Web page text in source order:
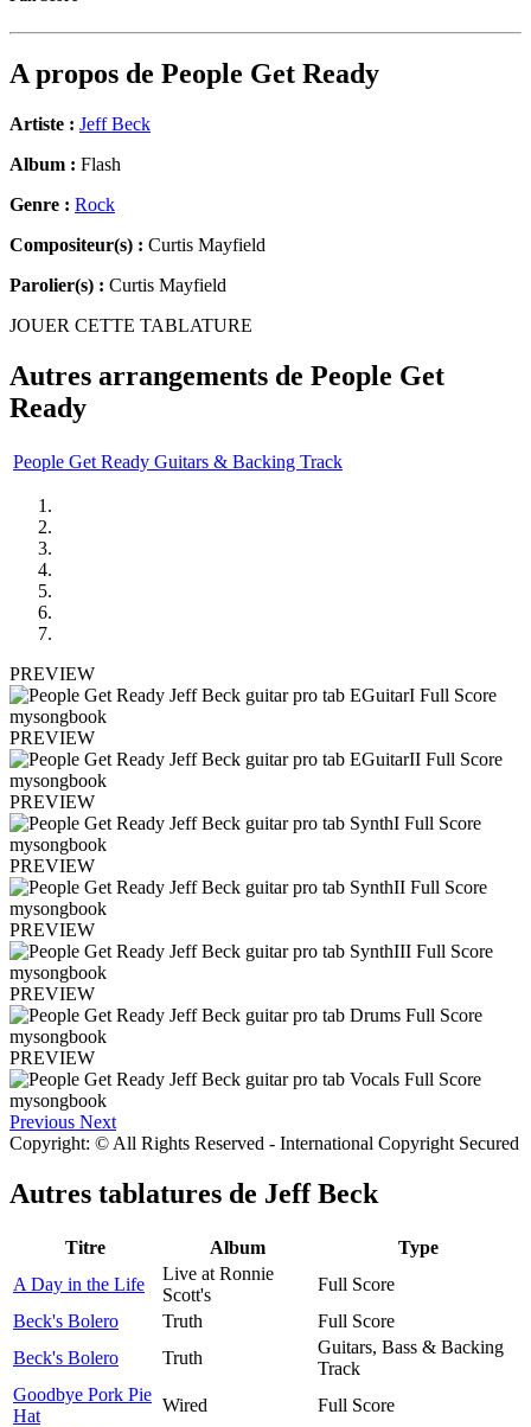
A propos de People Get Ready
Artiste : Jeff Beck
Album : Flash
Genre : Rock
Compositeur(s) : Curtis Mayfield
Parolier(s) : Curtis Mayfield
JOUER CETTE TABLATURE
Autres arrangements de People Get
Ready
People Get Ready Guitars & Backing Track
PREVIEW
PREVIEW
PREVIEW
PREVIEW
PREVIEW
PREVIEW
PREVIEW
Previous Next
Copyright: © All Rights Reserved - International Copyright Secured
Autres tablatures de Jeff Beck
Titre Album
Type
A Day in the Life
Live at Ronnie
Scott's
Full Score
Beck's Bolero
Truth
Full Score
Beck's Bolero
Truth
Guitars, Bass & Backing
Track
Goodbye Pork Pie
Hat
Wired
Full Score